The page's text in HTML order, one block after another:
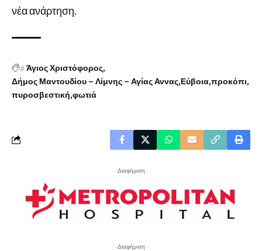
νέα ανάρτηση.
#Άγιος Χριστόφορος
Δήμος Μαντουδίου – Λίμνης – Αγίας Αννας Εύβοια προκόπι
πυροσβεστική φωτιά
- Διαφήμιση -
- Διαφήμιση -